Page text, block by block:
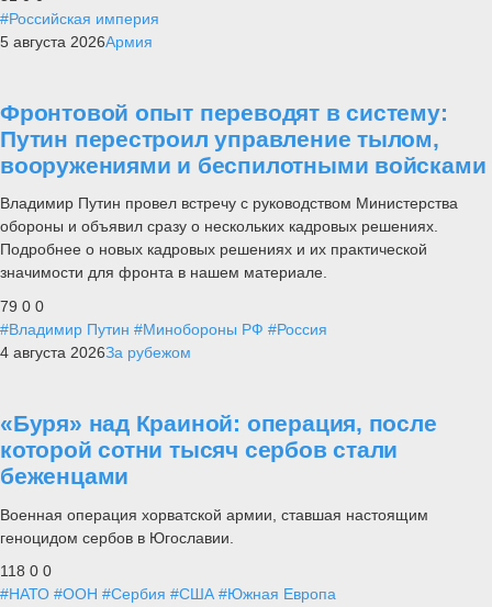
#Российская империя
5 августа 2026Армия
Фронтовой опыт переводят в систему:
Путин перестроил управление тылом,
вооружениями и беспилотными войсками
Владимир Путин провел встречу с руководством Министерства
обороны и объявил сразу о нескольких кадровых решениях.
Подробнее о новых кадровых решениях и их практической
значимости для фронта в нашем материале.
79 0 0
#Владимир Путин #Минобороны РФ #Россия
4 августа 2026За рубежом
«Буря» над Краиной: операция, после
которой сотни тысяч сербов стали
беженцами
Военная операция хорватской армии, ставшая настоящим
геноцидом сербов в Югославии.
118 0 0
#НАТО #ООН #Сербия #США #Южная Европа